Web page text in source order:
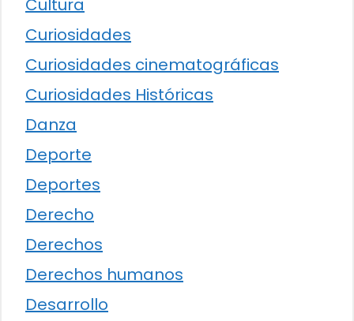
Cultura
Curiosidades
Curiosidades cinematográficas
Curiosidades Históricas
Danza
Deporte
Deportes
Derecho
Derechos
Derechos humanos
Desarrollo